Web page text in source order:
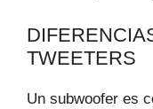
TWEETERS
Un subwoofer es